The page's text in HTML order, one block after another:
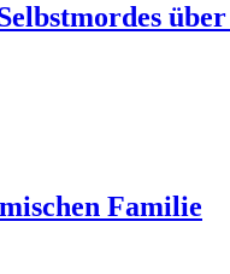
Familie